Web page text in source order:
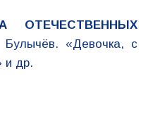
ОТЕЧЕСТВЕННЫХ
«Девочка, с
и др.